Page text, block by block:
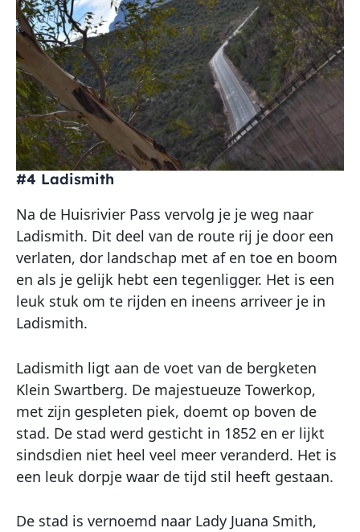
#4 Ladismith
Na de Huisrivier Pass vervolg je je weg naar
Ladismith. Dit deel van de route rij je door een
verlaten, dor landschap met af en toe en boom
en als je gelijk hebt een tegenligger. Het is een
leuk stuk om te rijden en ineens arriveer je in
Ladismith.
Ladismith ligt aan de voet van de bergketen
Klein Swartberg. De majestueuze Towerkop,
met zijn gespleten piek, doemt op boven de
stad. De stad werd gesticht in 1852 en er lijkt
sindsdien niet heel veel meer veranderd. Het is
een leuk dorpje waar de tijd stil heeft gestaan.
De stad is vernoemd naar Lady Juana Smith,